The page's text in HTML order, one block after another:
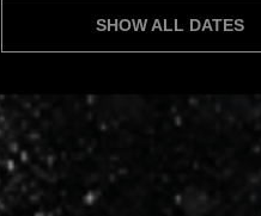
SHOW ALL DATES